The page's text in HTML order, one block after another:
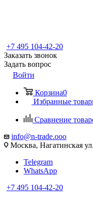
+7 495 104-42-20
Заказать звонок
Задать вопрос
Войти
Корзина0
Избранные
Сравнение
info@n-trade.ooo
Москва, Нагатинская
Telegram
WhatsApp
+7 495 104-42-20